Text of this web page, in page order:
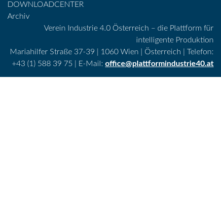
DOWNLOADCENTER
Archiv
Verein Industrie 4.0 Österreich – die Plattform für
intelligente Produktion
Mariahilfer Straße 37-39 | 1060 Wien | Österreich | Telefon:
+43 (1) 588 39 75 | E-Mail: office@plattformindustrie40.at